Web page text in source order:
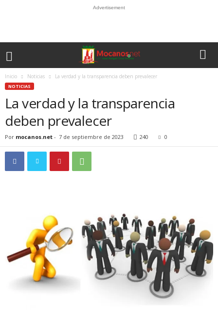
Advertisement
Inicio Noticias La verdad y la transparencia deben prevalecer
NOTICIAS
La verdad y la transparencia
deben prevalecer
Por mocanos.net - 7 de septiembre de 2023 240 0